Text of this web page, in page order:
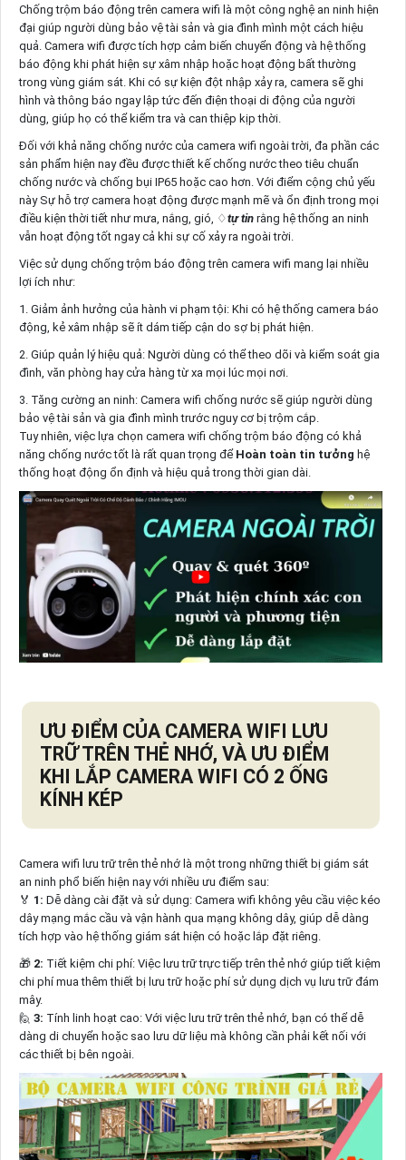
Chống trộm báo động trên camera wifi là một công nghệ an ninh hiện
đại giúp người dùng bảo vệ tài sản và gia đình mình một cách hiệu
quả. Camera wifi được tích hợp cảm biến chuyển động và hệ thống
báo động khi phát hiện sự xâm nhập hoặc hoạt động bất thường
trong vùng giám sát. Khi có sự kiện đột nhập xảy ra, camera sẽ ghi
hình và thông báo ngay lập tức đến điện thoại di động của người
dùng, giúp họ có thể kiểm tra và can thiệp kịp thời.
Đối với khả năng chống nước của camera wifi ngoài trời, đa phần các
sản phẩm hiện nay đều được thiết kế chống nước theo tiêu chuẩn
chống nước và chống bụi IP65 hoặc cao hơn. Với điểm cộng chủ yếu
này Sự hỗ trợ camera hoạt động được mạnh mẽ và ổn định trong mọi
điều kiện thời tiết như mưa, nắng, gió, ♢tự tinrằng hệ thống an ninh
vẫn hoạt động tốt ngay cả khi sự cố xảy ra ngoài trời.
Việc sử dụng chống trộm báo động trên camera wifi mang lại nhiều
lợi ích như:
1. Giảm ảnh hưởng của hành vi phạm tội: Khi có hệ thống camera báo
động, kẻ xâm nhập sẽ ít dám tiếp cận do sợ bị phát hiện.
2. Giúp quản lý hiệu quả: Người dùng có thể theo dõi và kiểm soát gia
đình, văn phòng hay cửa hàng từ xa mọi lúc mọi nơi.
3. Tăng cường an ninh: Camera wifi chống nước sẽ giúp người dùng
bảo vệ tài sản và gia đình mình trước nguy cơ bị trộm cắp.
Tuy nhiên, việc lựa chọn camera wifi chống trộm báo động có khả
năng chống nước tốt là rất quan trọng để Hoàn toàn tin tưởng hệ
thống hoạt động ổn định và hiệu quả trong thời gian dài.
ƯU ĐIỂM CỦA CAMERA WIFI LƯU
TRỮ TRÊN THẺ NHỚ, VÀ ƯU ĐIỂM
KHI LẮP CAMERA WIFI CÓ 2 ỐNG
KÍNH KÉP
Camera wifi lưu trữ trên thẻ nhớ là một trong những thiết bị giám sát
an ninh phổ biến hiện nay với nhiều ưu điểm sau:
️🏅️ 1: Dễ dàng cài đặt và sử dụng: Camera wifi không yêu cầu việc kéo
dây mạng mắc cầu và vận hành qua mạng không dây, giúp dễ dàng
tích hợp vào hệ thống giám sát hiện có hoặc lắp đặt riêng.
🎁 2: Tiết kiệm chi phí: Việc lưu trữ trực tiếp trên thẻ nhớ giúp tiết kiệm
chi phí mua thêm thiết bị lưu trữ hoặc phí sử dụng dịch vụ lưu trữ đám
mây.
🙋 3: Tính linh hoạt cao: Với việc lưu trữ trên thẻ nhớ, bạn có thể dễ
dàng di chuyển hoặc sao lưu dữ liệu mà không cần phải kết nối với
các thiết bị bên ngoài.